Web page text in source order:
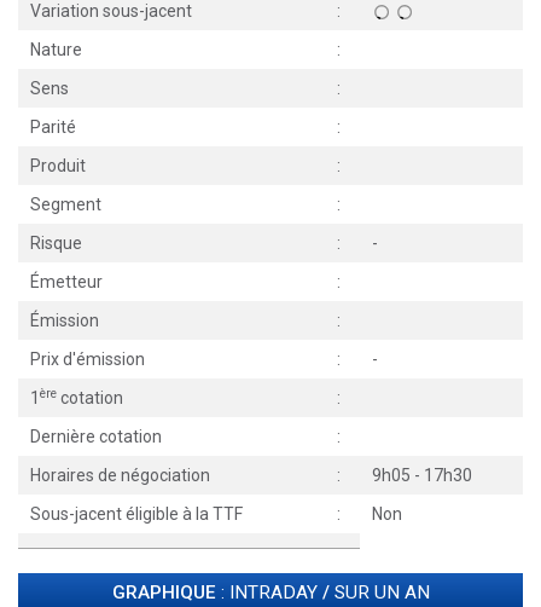
Variation sous-jacent
:
Nature
:
Sens
:
Parité
:
Produit
:
Segment
:
Risque
:
-
Émetteur
:
Émission
:
Prix d'émission
:
-
1 ère cotation
:
Dernière cotation
:
Horaires de négociation
:
9h05 - 17h30
Sous-jacent éligible à la TTF
: Non
GRAPHIQUE : INTRADAY/ SUR UN AN